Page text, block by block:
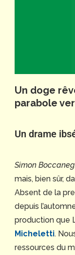
Un doge
parabole
Un drame
Simon
mais, bien sûr,
Absent de la
depuis
production que
Micheletti.
ressources du